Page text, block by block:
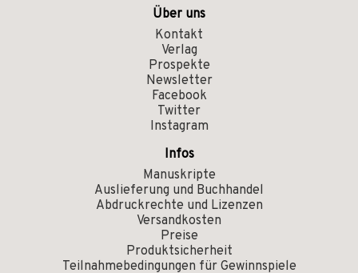
Über uns
Kontakt
Verlag
Prospekte
Newsletter
Facebook
Twitter
Instagram
Infos
Manuskripte
Auslieferung und Buchhandel
Abdruckrechte und Lizenzen
Versandkosten
Preise
Produktsicherheit
Teilnahmebedingungen für Gewinnspiele